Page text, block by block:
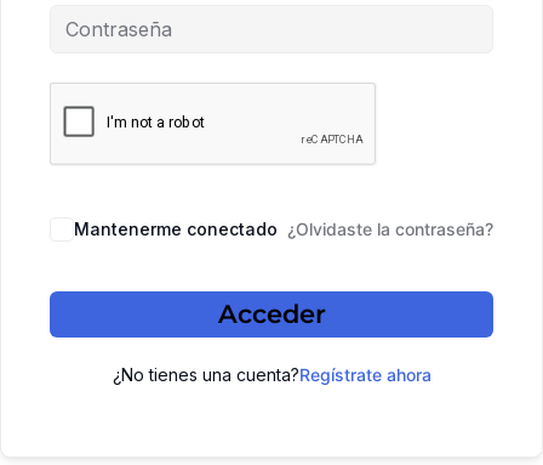
Mantenerme conectado ¿Olvidaste la contraseña?
Acceder
¿No tienes una cuenta?Regístrate ahora